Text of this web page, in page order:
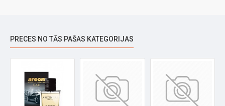
PRECES NO TĀS PAŠAS KATEGORIJAS